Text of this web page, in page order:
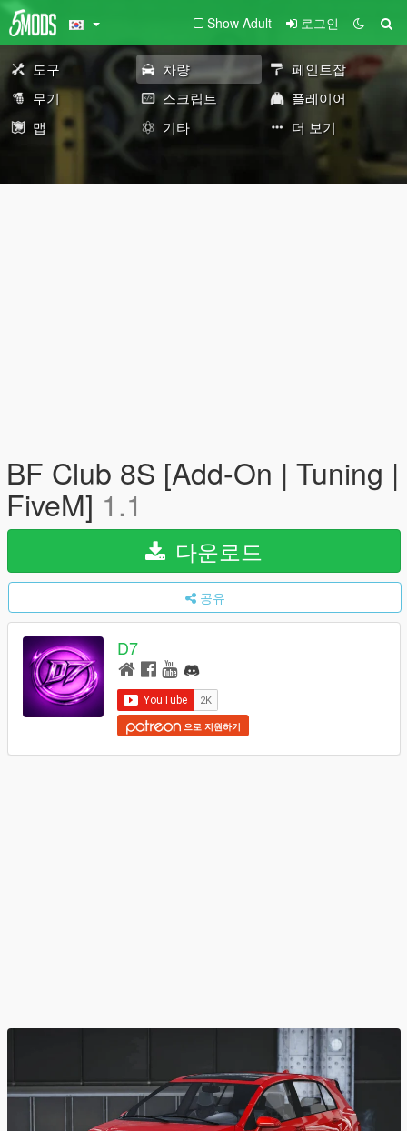
Show Adult 로그인
도구 차량
페인트잡
무기
스크립트
플레이어
맵
기타 더 보기
BF Club 8S [Add-On | Tuning |
FiveM] 1.1
다운로드
공유
D7
으로 지원하기